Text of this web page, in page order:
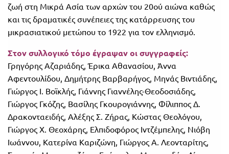
ζωή στη Μικρά Ασία των αρχών του 20ού αιώνα καθώς
και τις δραματικές συνέπειες της κατάρρευσης του
μικρασιατικού μετώπου το 1922 για τον ελληνισμό.
Στον συλλογικό τόμο έγραψαν οι συγγραφείς:
Γρηγόρης Αζαριάδης, Έρικα Αθανασίου, Άννα
Αφεντουλίδου, Δημήτρης Βαρβαρήγος, Μηνάς Βιντιάδης,
Γιώργος Ι. Βοϊκλής, Γιάννης Γιαννέλης-Θεοδοσιάδης,
Γιώργος Γκόζης, Βασίλης Γκουρογιάννης, Φίλιππος Δ.
Δρακονταειδής, Αλέξης Σ. Ζήρας, Κώστας Θεολόγου,
Γιώργος Χ. Θεοχάρης, Ελπιδοφόρος Ιντζέμπελης, Νιόβη
Ιωάννου, Κατερίνα Καριζώνη, Γιώργος Α. Λεονταρίτης,